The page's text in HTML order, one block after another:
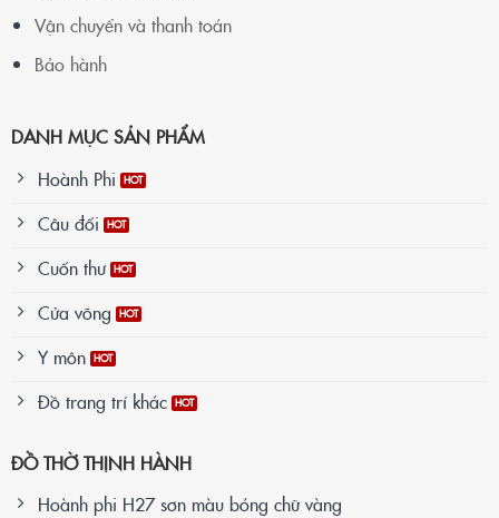
Vận chuyển và thanh toán
Bảo hành
DANH MỤC SẢN PHẨM
Hoành Phi
Câu đối
Cuốn thư
Cửa võng
Y môn
Đồ trang trí khác
ĐỒ THỜ THỊNH HÀNH
Hoành phi H27 sơn màu bóng chữ vàng